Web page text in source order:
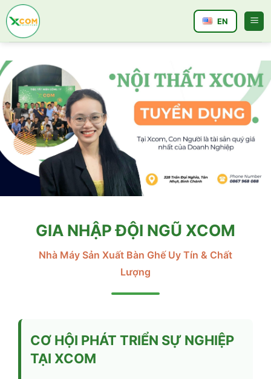
Bỏ
qua
nội
EN
GIA NHẬP ĐỘI NGŨ XCOM
Nhà Máy Sản Xuất Bàn Ghế Uy Tín & Chất
Lượng
CƠ HỘI PHÁT TRIỂN SỰ NGHIỆP
TẠI XCOM